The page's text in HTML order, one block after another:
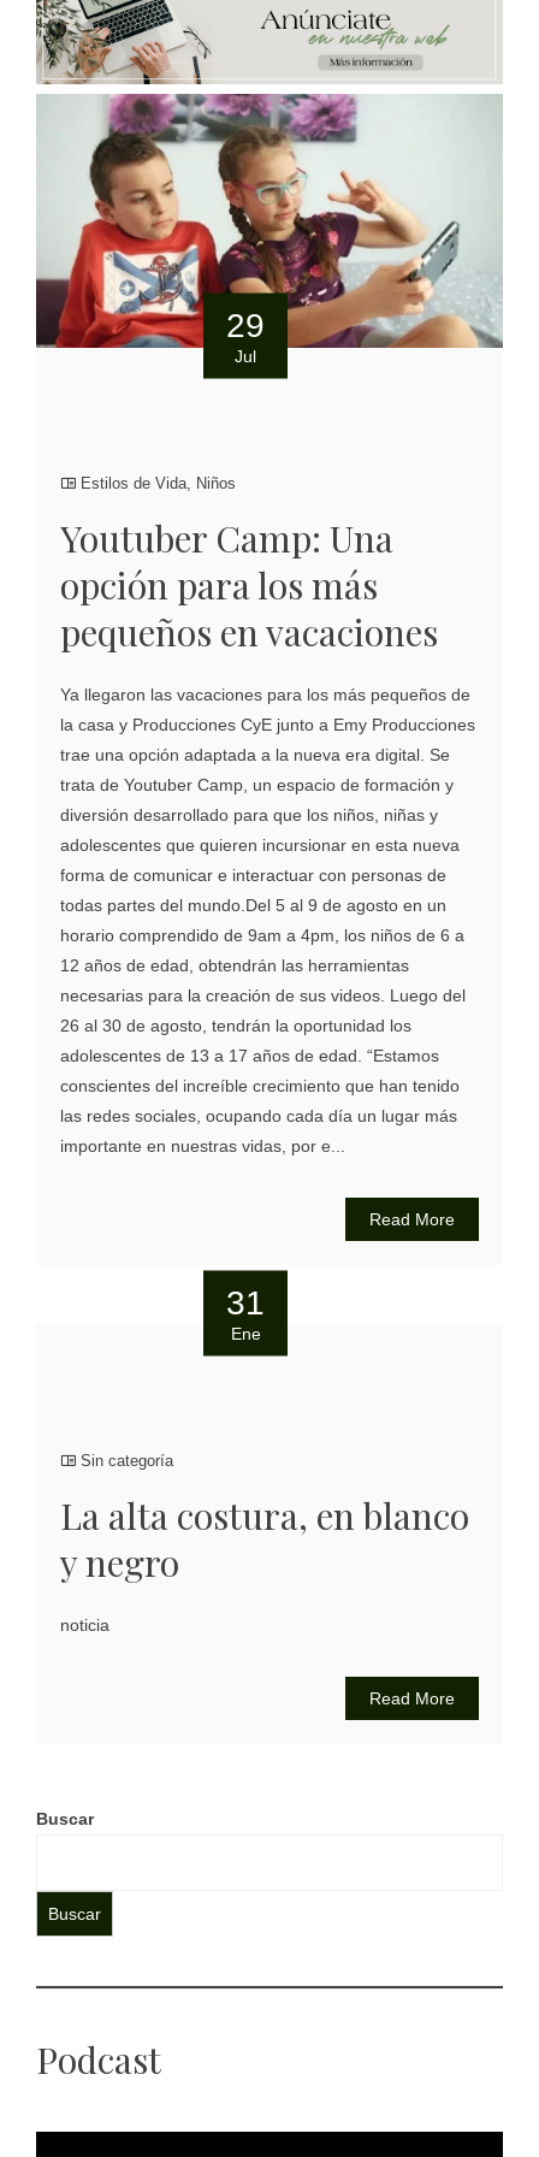
29
Jul
Estilos de Vida, Niños
Youtuber Camp: Una
opción para los más
pequeños en vacaciones
Ya llegaron las vacaciones para los más pequeños de
la casa y Producciones CyE junto a Emy Producciones
trae una opción adaptada a la nueva era digital. Se
trata de Youtuber Camp, un espacio de formación y
diversión desarrollado para que los niños, niñas y
adolescentes que quieren incursionar en esta nueva
forma de comunicar e interactuar con personas de
todas partes del mundo.Del 5 al 9 de agosto en un
horario comprendido de 9am a 4pm, los niños de 6 a
12 años de edad, obtendrán las herramientas
necesarias para la creación de sus videos. Luego del
26 al 30 de agosto, tendrán la oportunidad los
adolescentes de 13 a 17 años de edad. “Estamos
conscientes del increíble crecimiento que han tenido
las redes sociales, ocupando cada día un lugar más
importante en nuestras vidas, por e...
Read More
31
Ene
Sin categoría
La alta costura, en blanco
y negro
noticia
Read More
Buscar
Buscar
Podcast